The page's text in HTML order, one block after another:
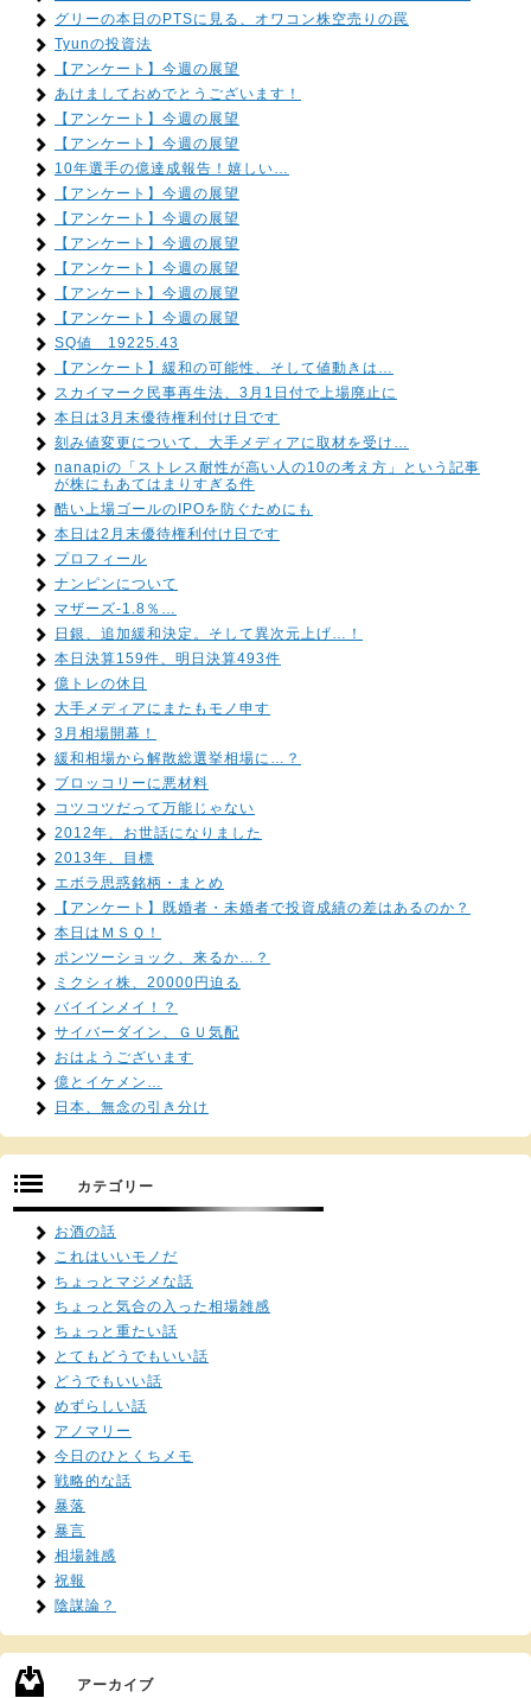
グリーの本日のPTSに見る、オワコン株空売りの罠
Tyunの投資法
【アンケート】今週の展望
あけましておめでとうございます！
【アンケート】今週の展望
【アンケート】今週の展望
10年選手の億達成報告！嬉しい…
【アンケート】今週の展望
【アンケート】今週の展望
【アンケート】今週の展望
【アンケート】今週の展望
【アンケート】今週の展望
【アンケート】今週の展望
SQ値 19225.43
【アンケート】緩和の可能性、そして値動きは…
スカイマーク民事再生法、3月1日付で上場廃止に
本日は3月末優待権利付け日です
刻み値変更について、大手メディアに取材を受け…
nanapiの「ストレス耐性が高い人の10の考え方」という記事
が株にもあてはまりすぎる件
酷い上場ゴールのIPOを防ぐためにも
本日は2月末優待権利付け日です
プロフィール
ナンピンについて
マザーズ-1.8％…
日銀、追加緩和決定。そして異次元上げ…！
本日決算159件、明日決算493件
億トレの休日
大手メディアにまたもモノ申す
3月相場開幕！
緩和相場から解散総選挙相場に…？
ブロッコリーに悪材料
コツコツだって万能じゃない
2012年、お世話になりました
2013年、目標
エボラ思惑銘柄・まとめ
【アンケート】既婚者・未婚者で投資成績の差はあるのか？
本日はＭＳＱ！
ポンツーショック、来るか…？
ミクシィ株、20000円迫る
バイインメイ！？
サイバーダイン、ＧＵ気配
おはようございます
億とイケメン…
日本、無念の引き分け
カテゴリー
お酒の話
これはいいモノだ
ちょっとマジメな話
ちょっと気合の入った相場雑感
ちょっと重たい話
とてもどうでもいい話
どうでもいい話
めずらしい話
アノマリー
今日のひとくちメモ
戦略的な話
暴落
暴言
相場雑感
祝報
陰謀論？
アーカイブ